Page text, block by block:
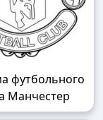
футбольного
Манчестер